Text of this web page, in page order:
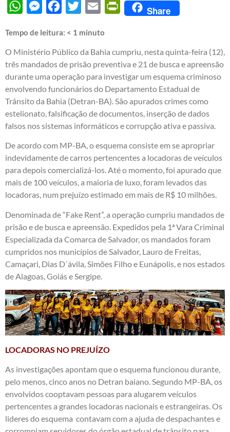
WhatsAppMessengerFacebook
Twitter Email PrintFriendly
Share
Tempo de leitura: < 1 minuto
O Ministério Público da Bahia cumpriu, nesta quinta-feira (12),
três mandados de prisão preventiva e 21 de busca e apreensão
durante uma operação para investigar um esquema criminoso
envolvendo funcionários do Departamento Estadual de
Trânsito da Bahia (Detran-BA). São apurados crimes como
estelionato, falsificação de documentos, inserção de dados
falsos nos sistemas informáticos e corrupção ativa e passiva.
De acordo com MP-BA, o esquema consiste em se apropriar
indevidamente de carros pertencentes a locadoras de veículos
para depois comercializá-los. Até o momento, foi apurado que
mais de 100 veículos, a maioria de luxo, foram levados das
locadoras, num prejuízo estimado em mais de R$ 10 milhões.
Denominada de “Fake Rent”, a operação cumpriu mandados de
prisão e de busca e apreensão. Expedidos pela 1ª Vara Criminal
Especializada da Comarca de Salvador, os mandados foram
cumpridos nos municípios de Salvador, Lauro de Freitas,
Camaçari, Dias D´ávila, Simões Filho e Eunápolis, e nos estados
de Alagoas, Goiás e Sergipe.
LOCADORAS NO PREJUÍZO
As investigações apontam que o esquema funcionou durante,
pelo menos, cinco anos no Detran baiano. Segundo MP-BA, os
envolvidos cooptavam pessoas para alugarem veículos
pertencentes a grandes locadoras nacionais e estrangeiras. Os
lideres do esquema contavam com a ajuda de despachantes e